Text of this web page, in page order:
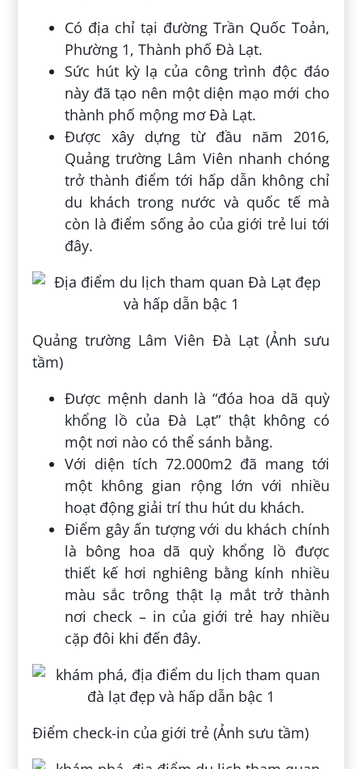
Có địa chỉ tại đường Trần Quốc Toản,
Phường 1, Thành phố Đà Lạt.
Sức hút kỳ lạ của công trình độc đáo
này đã tạo nên một diện mạo mới cho
thành phố mộng mơ Đà Lạt.
Được xây dựng từ đầu năm 2016,
Quảng trường Lâm Viên nhanh chóng
trở thành điểm tới hấp dẫn không chỉ
du khách trong nước và quốc tế mà
còn là điểm sống ảo của giới trẻ lui tới
đây.
Quảng trường Lâm Viên Đà Lạt (Ảnh sưu
tầm)
Được mệnh danh là “đóa hoa dã quỳ
khổng lồ của Đà Lạt” thật không có
một nơi nào có thể sánh bằng.
Với diện tích 72.000m2 đã mang tới
một không gian rộng lớn với nhiều
hoạt động giải trí thu hút du khách.
Điểm gây ấn tượng với du khách chính
là bông hoa dã quỳ khổng lồ được
thiết kế hơi nghiêng bằng kính nhiều
màu sắc trông thật lạ mắt trở thành
nơi check – in của giới trẻ hay nhiều
cặp đôi khi đến đây.
Điểm check-in của giới trẻ (Ảnh sưu tầm)